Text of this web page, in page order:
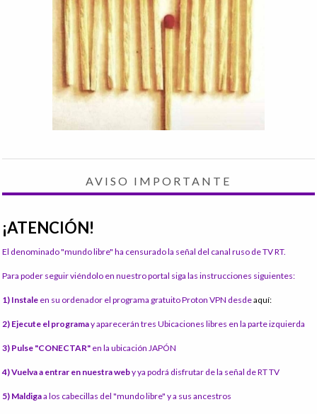
AVISO IMPORTANTE
¡ATENCIÓN!
El denominado "mundo libre" ha censurado la señal del canal ruso de TV RT.
Para poder seguir viéndolo en nuestro portal siga las instrucciones siguientes:
1) Instale en su ordenador el programa gratuito Proton VPN desdeaquí:
2) Ejecute el programay aparecerán tres Ubicaciones libres en la parte izquierda
3) Pulse "CONECTAR" en la ubicación JAPÓN
4) Vuelva a entrar en nuestra weby ya podrá disfrutar de la señal de RT TV
5) Maldigaa los cabecillas del "mundo libre" y a sus ancestros